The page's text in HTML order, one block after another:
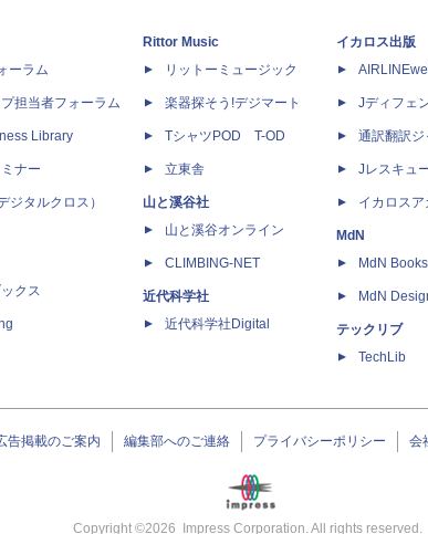
ーラム
担当者フォーラム
Library
ナー
ジタルクロス）
クス
Rittor Music
リットーミュージック
楽器探そう!デジマート
TシャツPOD T-OD
立東舎
山と溪谷社
山と溪谷オンライン
CLIMBING-NET
近代科学社
近代科学社Digital
イカロス出版
Jディフェ
通訳翻訳ジ
Jレスキュ
イカロスア
MdN
MdN Books
MdN
テックリブ
TechLib
告掲載のご案内 編集部へのご連絡 プライバシーポリシー 会
Copyright ©2026 Impress Corporation. All rights reserved.